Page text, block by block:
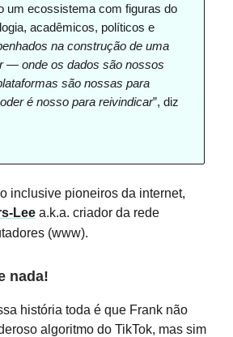
um ecossistema com figuras do
acadêmicos, políticos e
na construção de uma
— onde os dados são nossos
são nossas para
é nosso para reivindicar”, diz
inclusive pioneiros da internet,
Lee a.k.a. criador da rede
(www).
nada!
história toda é que Frank não
algoritmo do TikTok, mas sim